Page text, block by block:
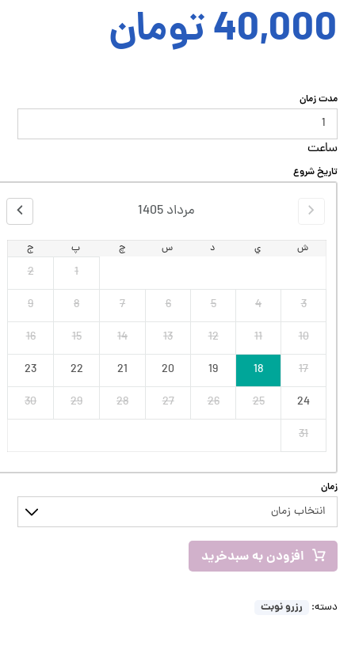
40,000تومان
مدت زمان
ساعت
تاریخ شروع
مرداد1405
ش ي د س چ پ ج
1
2
3
4
5
6
7
8
9
10
11
12
13
14
15
16
17
18
19
20
21
22
23
24
25
26
27
28
29
30
31
زمان
افزودن به سبدخرید
دسته: رزرو نوبت